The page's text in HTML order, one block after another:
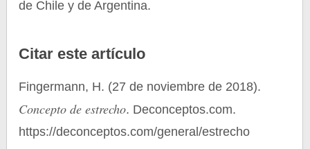
de Chile y de Argentina.
Citar este artículo
Fingermann, H. (27 de noviembre de 2018).
Concepto de estrecho. Deconceptos.com.
https://deconceptos.com/general/estrecho